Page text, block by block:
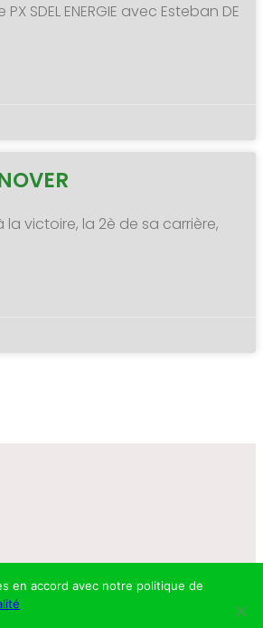
SDEL ENERGIE avec Esteban DE
à la victoire, la 2è de sa carrière,
en accord avec notre politique de